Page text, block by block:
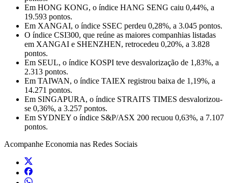
Em HONG KONG, o índice HANG SENG caiu 0,44%, a
19.593 pontos.
Em XANGAI, o índice SSEC perdeu 0,28%, a 3.045 pontos.
O índice CSI300, que reúne as maiores companhias listadas
em XANGAI e SHENZHEN, retrocedeu 0,20%, a 3.828
pontos.
Em SEUL, o índice KOSPI teve desvalorização de 1,83%, a
2.313 pontos.
Em TAIWAN, o índice TAIEX registrou baixa de 1,19%, a
14.271 pontos.
Em SINGAPURA, o índice STRAITS TIMES desvalorizou-
se 0,36%, a 3.257 pontos.
Em SYDNEY o índice S&P/ASX 200 recuou 0,63%, a 7.107
pontos.
Acompanhe Economia nas Redes Sociais